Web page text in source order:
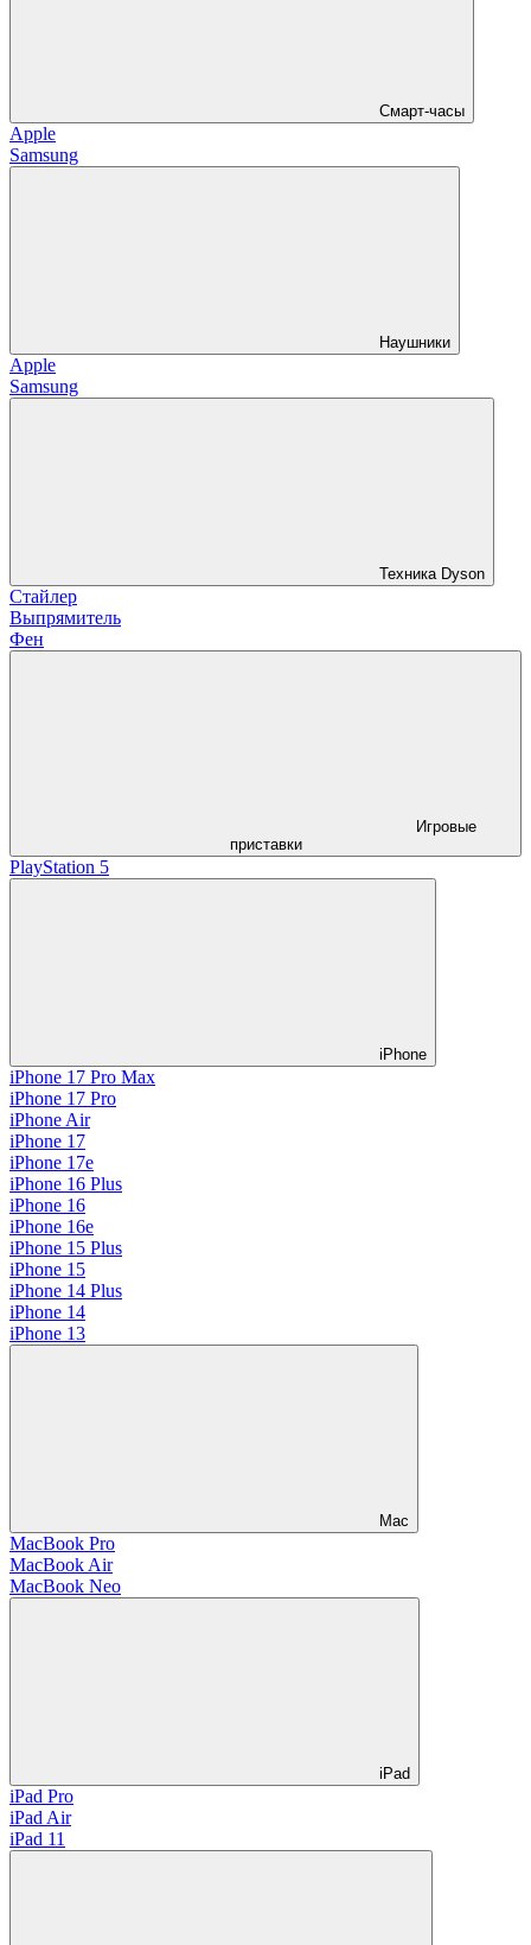
Смарт-часы
Apple
Samsung
Наушники
Apple
Samsung
Техника Dyson
Стайлер
Выпрямитель
Фен
Игровые
приставки
PlayStation 5
iPhone
iPhone 17 Pro Max
iPhone 17 Pro
iPhone Air
iPhone 17
iPhone 17e
iPhone 16 Plus
iPhone 16
iPhone 16e
iPhone 15 Plus
iPhone 15
iPhone 14 Plus
iPhone 14
iPhone 13
Mac
MacBook Pro
MacBook Air
MacBook Neo
iPad
iPad Pro
iPad Air
iPad 11